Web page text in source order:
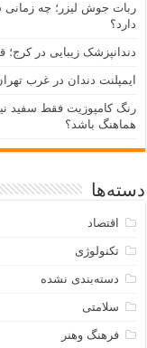
ربات جوش لیزر؛ چه
دارد؟
دندانپزشک زیبایی در کرج؛
ایمپلنت دندان در غرب
رنگ کامپوزیت فقط سفید
هماهنگ باشد؟
دسته‌ها
اقتصاد
تکنولوژی
دسته‌بندی نشده
سلامتی
فرهنگ وهنر